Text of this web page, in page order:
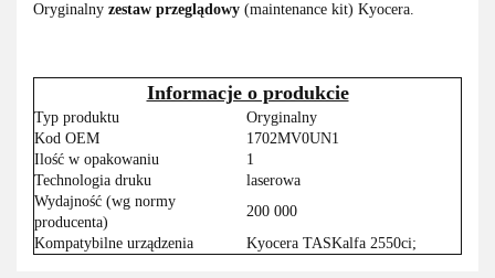
Oryginalny zestaw przeglądowy (maintenance kit) Kyocera.
Informacje o produkcie
Typ produktu
Oryginalny
Kod OEM
1702MV0UN1
Ilość w opakowaniu
1
Technologia druku
laserowa
Wydajność (wg normy
producenta)
200 000
Kompatybilne urządzenia
Kyocera TASKalfa 2550ci;